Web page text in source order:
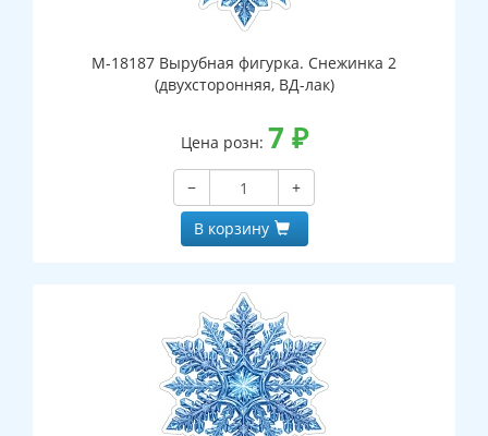
М-18187 Вырубная фигурка. Снежинка 2
(двухсторонняя, ВД-лак)
Цена розн: 7 ₽
−
+
В корзину